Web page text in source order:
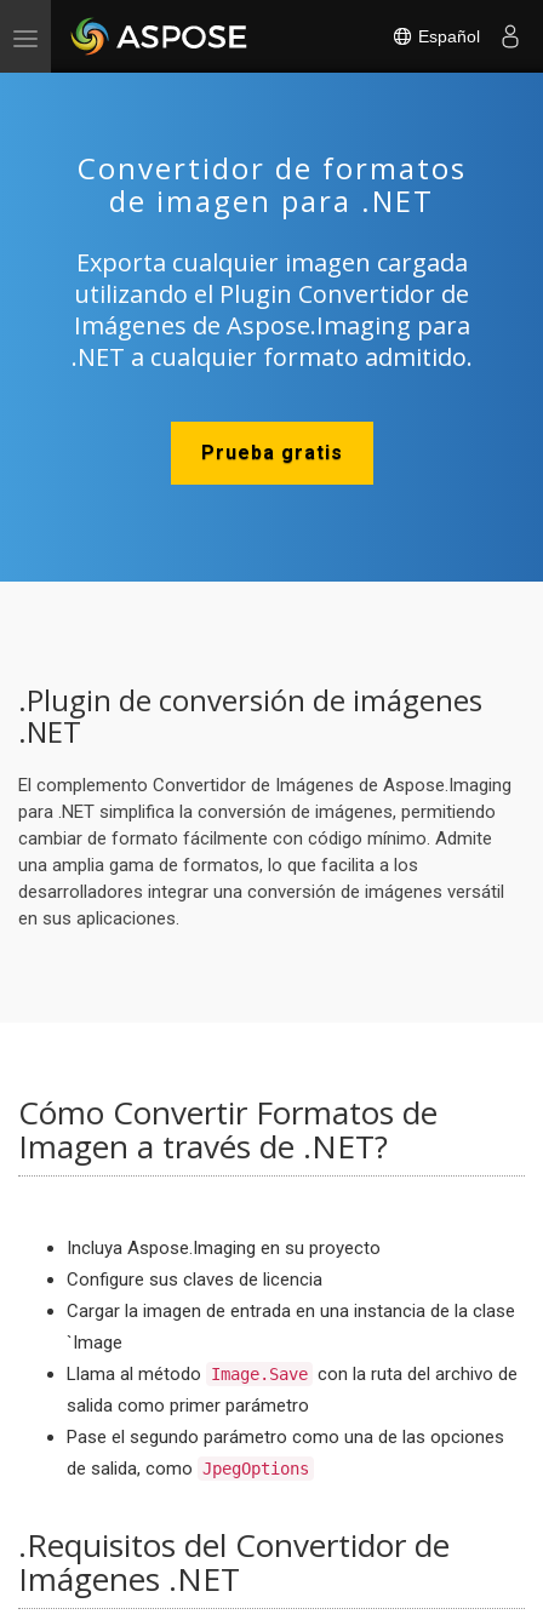
Toggle
Español
Convertidor de formatos
de imagen para .NET
Exporta cualquier imagen cargada
utilizando el Plugin Convertidor de
Imágenes de Aspose.Imaging para
.NET a cualquier formato admitido.
Prueba gratis
.Plugin de conversión de imágenes
.NET
El complemento Convertidor de Imágenes de Aspose.Imaging
para .NET simplifica la conversión de imágenes, permitiendo
cambiar de formato fácilmente con código mínimo. Admite
una amplia gama de formatos, lo que facilita a los
desarrolladores integrar una conversión de imágenes versátil
en sus aplicaciones.
Cómo Convertir Formatos de
Imagen a través de .NET?
Incluya Aspose.Imaging en su proyecto
Configure sus claves de licencia
Cargar la imagen de entrada en una instancia de la clase
`Image
Llama al método
Image.Save con la ruta del archivo de
salida como primer parámetro
Pase el segundo parámetro como una de las opciones
de salida, como JpegOptions
.Requisitos del Convertidor de
Imágenes .NET